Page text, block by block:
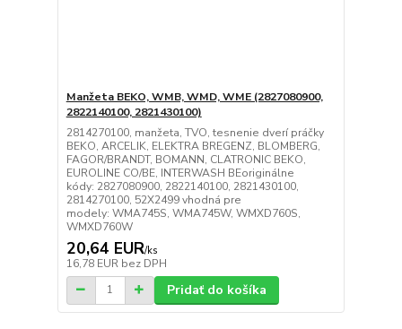
Manžeta BEKO, WMB, WMD, WME (2827080900,
2822140100, 2821430100)
2814270100, manžeta, TVO, tesnenie dverí práčky
BEKO, ARCELIK, ELEKTRA BREGENZ, BLOMBERG,
FAGOR/BRANDT, BOMANN, CLATRONIC BEKO,
EUROLINE CO/BE, INTERWASH BEoriginálne
kódy: 2827080900, 2822140100, 2821430100,
2814270100, 52X2499 vhodná pre
modely: WMA745S, WMA745W, WMXD760S,
WMXD760W
20,64 EUR/ks
16,78 EUR bez DPH
Pridať do košíka